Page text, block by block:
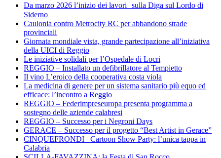
Da marzo 2026 l’inizio dei lavori sulla Diga sul Lordo di
Siderno
Caulonia contro Metrocity RC per abbandono strade
provinciali
Giornata mondiale vista, grande partecipazione all’iniziativa
della UICI di Reggio
Le iniziative solidali per l’Ospedale di Locri
REGGIO – Installato un defibrillatore al Tempietto
Il vino L’eroico della cooperativa costa viola
La medicina di genere per un sistema sanitario più equo ed
efficace: l’incontro a Reggio
REGGIO – Federimpreseuropa presenta programma a
sostegno delle aziende calabresi
REGGIO – Successo per i Negroni Days
GERACE – Successo per il progetto “Best Artist in Gerace”
CINQUEFRONDI– Cartoon Show Party: l’unica tappa in
Calabria